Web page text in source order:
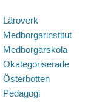
Läroverk
Medborgarinstitut
Medborgarskola
Okategoriserade
Österbotten
Pedagogi